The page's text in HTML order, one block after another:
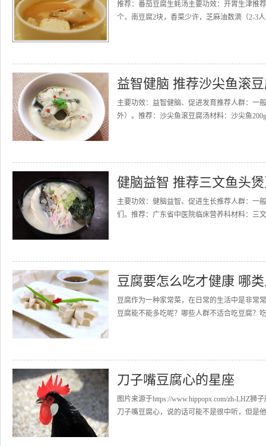
推荐：番茄豆腐生蚝汤主要功效：开胃生津推
个，南豆腐2块，香菜少许，芝麻油数滴（2-3
益智健脑 推荐沙尖鱼滚
主要功效：益智健脑、促进发育推荐人群：一
外）。推荐：沙尖鱼滚豆腐汤材料：沙尖鱼
健脑益智 推荐三文鱼头
主要功效：健脑益智、促进生长推荐人群：一
们。推荐：广东省中医院临床营养科材料：三
豆腐要怎么吃才健康 哪
豆腐作为一种家常菜，在日常的生活中是非常
豆腐能不能多吃呢？哪些人群不适合吃豆腐？
刀子嘴豆腐心的星座
图片来源于https://www.hippopx.com/zh-LHZ
刀子嘴豆腐心，说的话可能不是很中听，但是